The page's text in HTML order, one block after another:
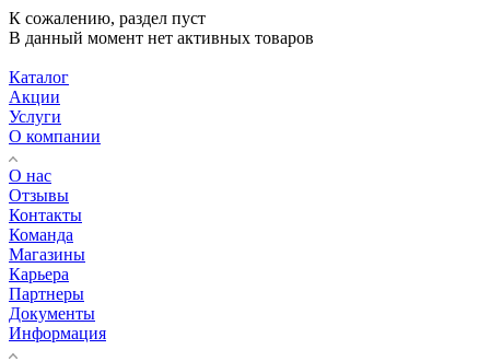
К сожалению, раздел пуст
В данный момент нет активных товаров
Каталог
Акции
Услуги
О компании
О нас
Отзывы
Контакты
Команда
Магазины
Карьера
Партнеры
Документы
Информация